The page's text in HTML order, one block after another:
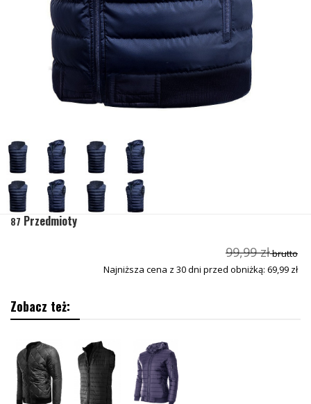
87 Przedmioty
99,99 złbrutto
Najniższa cena z 30 dni przed obniżką: 69,99 zł
Zobacz też: